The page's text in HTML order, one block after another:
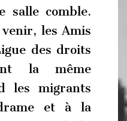
salle comble.
les Amis
des droits
la même
les migrants
et à la